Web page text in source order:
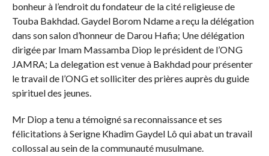
bonheur à l’endroit du fondateur de la cité religieuse de
Touba Bakhdad. Gaydel Borom Ndame a reçu la délégation
dans son salon d’honneur de Darou Hafia; Une délégation
dirigée par Imam Massamba Diop le président de l’ONG
JAMRA; La delegation est venue à Bakhdad pour présenter
le travail de l’ONG et solliciter des prières auprès du guide
spirituel des jeunes.
Mr Diop a tenu a témoigné sa reconnaissance et ses
félicitations à Serigne Khadim Gaydel Lô qui abat un travail
collossal au sein de la communauté musulmane.